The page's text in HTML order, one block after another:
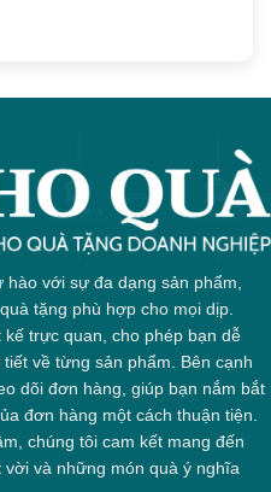
với sự đa dạng sản phẩm,
tặng phù hợp cho mọi dịp.
trực quan, cho phép bạn dễ
về từng sản phẩm. Bên cạnh
dõi đơn hàng, giúp bạn nắm bắt
đơn hàng một cách thuận tiện.
chúng tôi cam kết mang đến
và những món quà ý nghĩa